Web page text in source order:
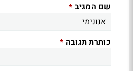
שם המגיב *
כותרת תגובה *